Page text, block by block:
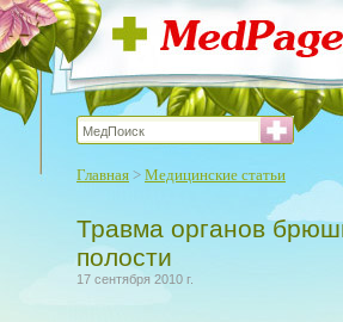
Главная > Медицинские статьи
Травма органов
полости
17 сентября 2010 г.